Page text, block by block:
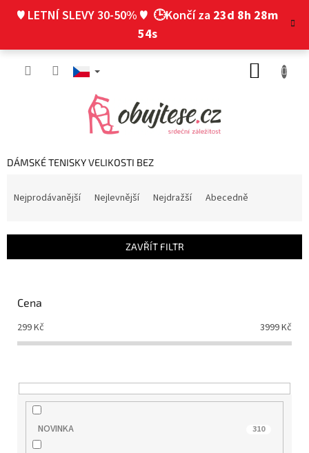
♥ LETNÍ SLEVY 30-50% ♥ 🕒Končí za 23d 8h 28m
53s
DÁMSKÉ TENISKY VELIKOSTI BEZ
í
Nejprodávanější Nejlevnější Nejdražší Abecedně
ZAVŘÍT FILTR
Cena
299Kč 3999Kč
NOVINKA 310